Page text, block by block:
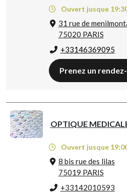
Ouvert jusque
31 rue de
75020 PARIS
+33146369095
Prenez un
OPTIQUE
Ouvert jusque
8 bis rue des lilas
75019 PARIS
+33142010593